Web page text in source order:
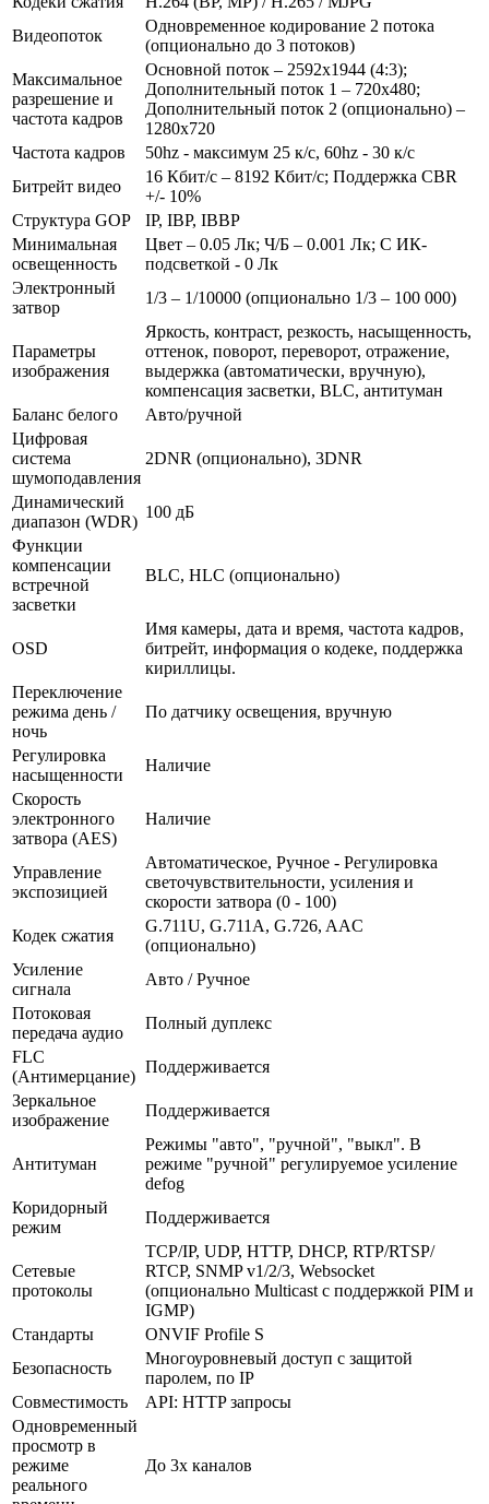
Видеопоток
Одновременное кодирование 2 потока
(опционально до 3 потоков)
Максимальное
разрешение и
частота кадров
Основной поток – 2592x1944 (4:3);
Дополнительный поток 1 – 720x480;
Дополнительный поток 2 (опционально) –
1280x720
Частота кадров
50hz - максимум 25 к/c, 60hz - 30 к/с
Битрейт видео
16 Кбит/с – 8192 Кбит/с; Поддержка CBR
+/- 10%
Структура GOP
IP, IBP, IBBP
Минимальная
освещенность
Цвет – 0.05 Лк; Ч/Б – 0.001 Лк; С ИК-
подсветкой - 0 Лк
Электронный
затвор
1/3 – 1/10000 (опционально 1/3 – 100 000)
Параметры
изображения
Яркость, контраст, резкость, насыщенность,
оттенок, поворот, переворот, отражение,
выдержка (автоматически, вручную),
компенсация засветки, BLC, антитуман
Баланс белого
Авто/ручной
Цифровая
система
шумоподавления
2DNR (опционально), 3DNR
Динамический
диапазон (WDR)
100 дБ
Функции
компенсации
встречной
засветки
BLC, HLC (опционально)
OSD
Имя камеры, дата и время, частота кадров,
битрейт, информация о кодеке, поддержка
кириллицы.
Переключение
режима день /
ночь
По датчику освещения, вручную
Регулировка
насыщенности
Наличие
Скорость
электронного
затвора (AES)
Наличие
Управление
экспозицией
Автоматическое, Ручное - Регулировка
светочувствительности, усиления и
скорости затвора (0 - 100)
Кодек сжатия
G.711U, G.711A, G.726, AAC
(опционально)
Усиление
сигнала
Авто / Ручное
Потоковая
передача аудио
Полный дуплекс
FLC
(Антимерцание)
Поддерживается
Зеркальное
изображение
Поддерживается
Антитуман
Режимы "авто", "ручной", "выкл". В
режиме "ручной" регулируемое усиление
defog
Коридорный
режим
Поддерживается
Сетевые
протоколы
TCP/IP, UDP, HTTP, DHCP, RTP/RTSP/
RTCP, SNMP v1/2/3, Websocket
(опционально Multicast с поддержкой PIM и
IGMP)
Стандарты
ONVIF Profile S
Безопасность
Многоуровневый доступ с защитой
паролем, по IP
Совместимость
API: HTTP запросы
Одновременный
просмотр в
режиме
реального
До 3х каналов